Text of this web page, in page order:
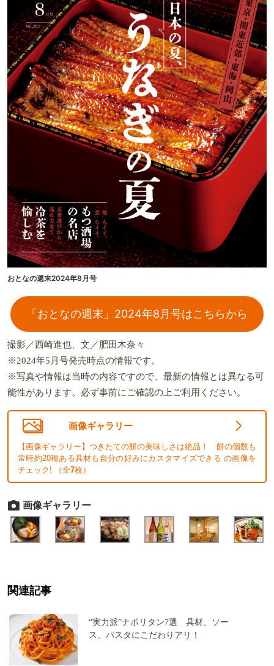
おとなの週末2024年8月号
「おとなの週末」2024年8月号はこちらから
撮影／西崎進也、文／肥田木奈々
※2024年5月号発売時点の情報です。
※写真や情報は当時の内容ですので、最新の情報とは異なる可
能性があります。必ず事前にご確認の上ご利用ください。
画像ギャラリー
【画像ギャラリー】つきたての餅の美味しさは絶品！ 餅の個数も
常時約20種ある具材も自分の好みにカスタマイズできる の画像を
チェック! （全7枚）
画像ギャラリー
関連記事
“実力派”ナポリタン7選 具材、ソー
ス、パスタにこだわりアリ！